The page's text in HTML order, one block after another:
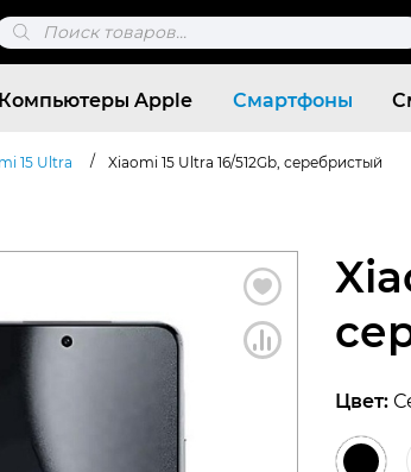
Компьютеры Apple Смартфоны
15 Ultra / Xiaomi 15 Ultra 16/512Gb, серебристый
Цвет: